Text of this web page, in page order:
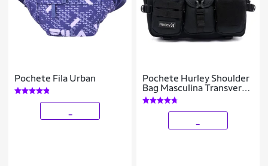
Pochete Fila Urban
Pochete Hurley Shoulder
Bag Masculina Transversal
Reforçada Grande 3
Litros